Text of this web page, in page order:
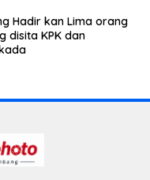
Hadir kan Lima orang
disita KPK dan